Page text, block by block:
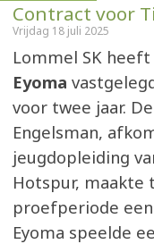
Contract voor
Vrijdag 18 juli 2025
Lommel SK
Eyoma
voor twee jaar.
Engelsman,
jeugdopleiding
Hotspur, maakte
proefperiode
Eyoma speelde